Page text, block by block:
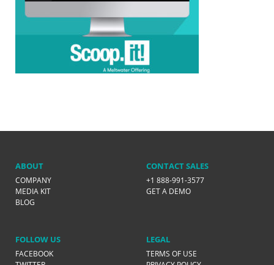
ABOUT
COMPANY
MEDIA KIT
BLOG
CONTACT SALES
+1 888-991-3577
GET A DEMO
FOLLOW US
FACEBOOK
LEGAL
TERMS OF USE